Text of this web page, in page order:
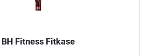
BH Fitness Fitkase